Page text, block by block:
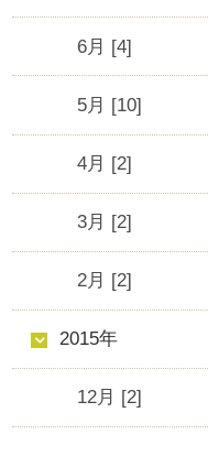
6月 [4]
5月 [10]
4月 [2]
3月 [2]
2月 [2]
2015年
12月 [2]